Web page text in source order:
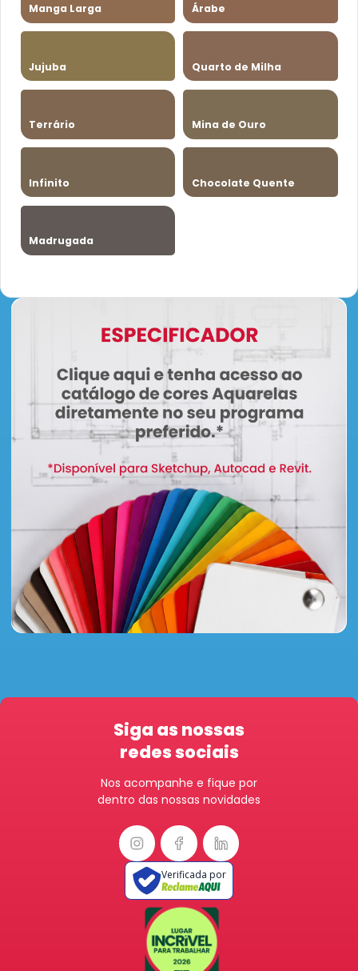
Manga Larga Árabe
Jujuba Quarto de Milha
Terrário Mina de Ouro
Infinito Chocolate Quente
Madrugada
Siga as nossas
redes sociais
Nos acompanhe e fique por
dentro das nossas novidades
Verificada por